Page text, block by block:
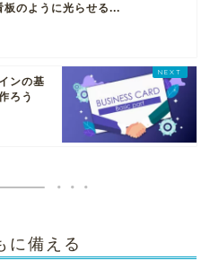
板のように光らせる...
ンの基
ろう
に備える